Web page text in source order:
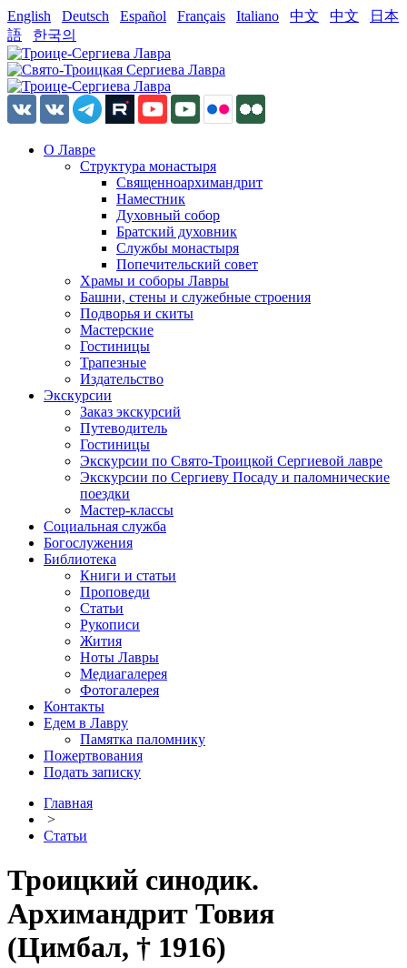
English Deutsch Español Français Italiano 中文 中文
日本
語
한국의
О Лавре
Структура монастыря
Священноархимандрит
Наместник
Духовный собор
Братский духовник
Службы монастыря
Попечительский совет
Храмы и соборы Лавры
Башни, стены и служебные строения
Подворья и скиты
Мастерские
Гостиницы
Трапезные
Издательство
Экскурсии
Заказ экскурсий
Путеводитель
Гостиницы
Экскурсии по Свято-Троицкой Сергиевой лавре
Экскурсии по Сергиеву Посаду и паломнические
поездки
Мастер-классы
Социальная служба
Богослужения
Библиотека
Книги и статьи
Проповеди
Статьи
Рукописи
Жития
Ноты Лавры
Медиагалерея
Фотогалерея
Контакты
Едем в Лавру
Памятка паломнику
Пожертвования
Подать записку
Главная
>
Статьи
Троицкий синодик.
Архимандрит Товия
(Цимбал, † 1916)